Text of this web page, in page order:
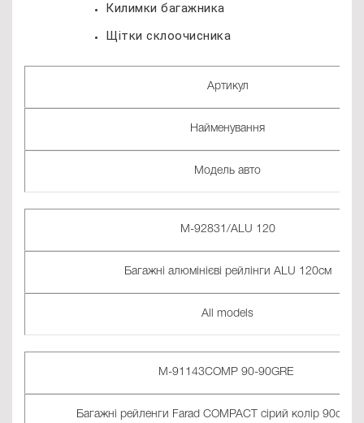
Килимки багажника
Щітки склоочисника
Артикул
Найменування
Модель авто
M-92831/ALU 120
Багажні алюмінієві рейлінги ALU 120см
All models
M-91143COMP 90-90GRE
Багажні рейленги Farad COMPACT сірий колір 90см-